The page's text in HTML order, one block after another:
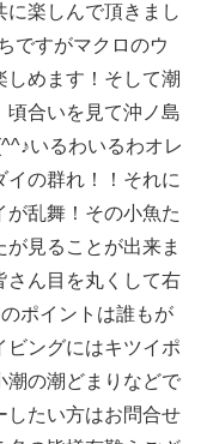
に楽しんで頂きまし
ですがマクロのウ
しめます！そして潮
頃合いを見て沖ノ島
いるわいるわオレ
イの群れ！！それに
が乱舞！その小魚た
見ることが出来ま
さん目を丸くして右
ポイントは誰もが
ビングにはキツイポ
の潮どまりなどで
したい方はお問合せ